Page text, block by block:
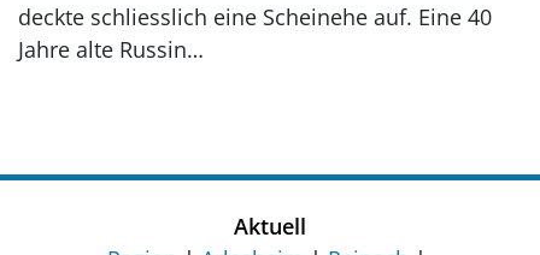
deckte schliesslich eine Scheinehe auf. Eine 40
Jahre alte Russin…
Aktuell